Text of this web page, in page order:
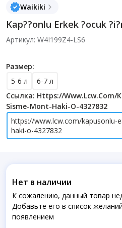
Waikiki
Kap??onlu Erkek ?ocuk
Артикул: W4I199Z4-LS6
Размер:
5-6 л
6-7 л
Ссылка: Https://www.lcw.com/
Sisme-Mont-Haki-O-4327832
https://www.lcw.com/kapusonlu-
haki-o-4327832
Нет в наличии
К сожалению, данный товар
Добавьте его в список
появлением